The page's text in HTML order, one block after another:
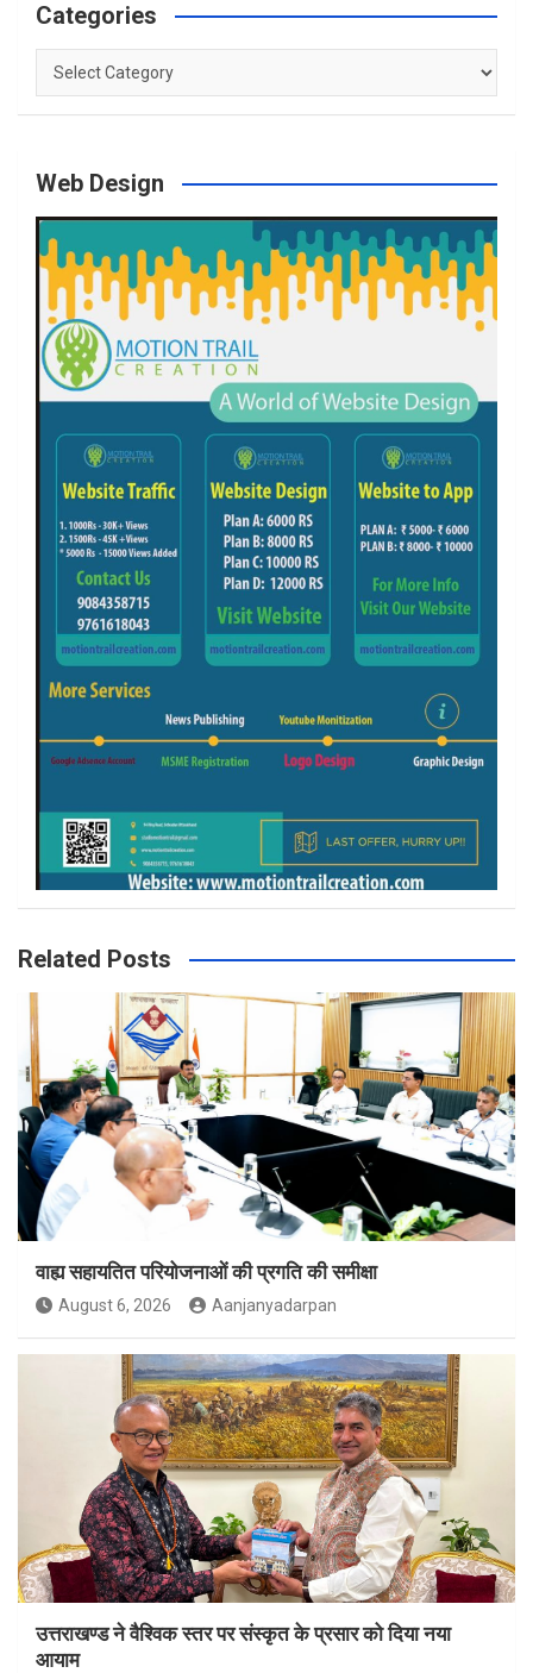
Categories
Categories
Web Design
Related Posts
वाह्य सहायतित परियोजनाओं की प्रगति की समीक्षा
August 6, 2026 Aanjanyadarpan
उत्तराखण्ड ने वैश्विक स्तर पर संस्कृत के प्रसार को दिया नया
आयाम